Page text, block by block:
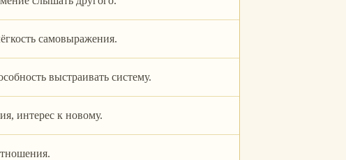
самовыражения.
выстраивать систему.
интерес к новому.